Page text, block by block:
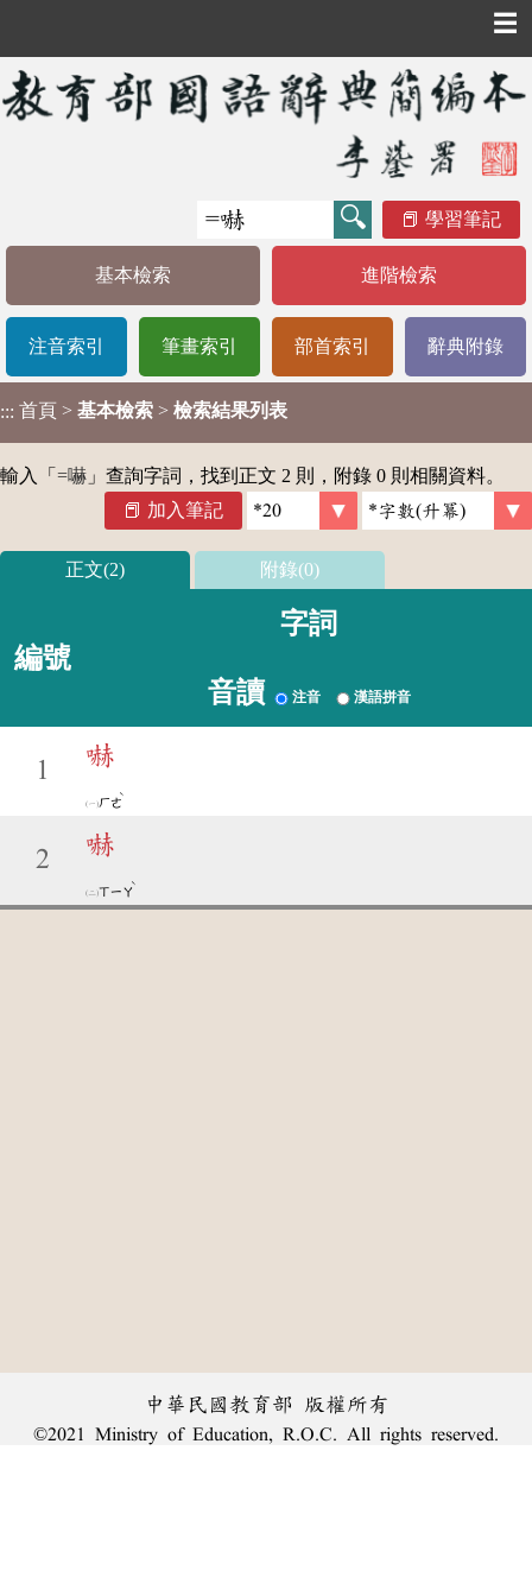
☰
學習筆記
基本檢索 進階檢索
注音索引 筆畫索引 部首索引 辭典附錄
::: 首頁 > 基本檢索 > 檢索結果列表
輸入「 =嚇 」查詢字詞，找到正文 2 則，附錄 0 則相關資料。
加入筆記
正文(2) 附錄(0)
編號
字詞
音讀 注音 漢語拼音
1
嚇
ㄏㄜ
ˋ
2
嚇
ㄒㄧㄚ
ˋ
中華民國教育部 版權所有
©2021 Ministry of Education, R.O.C. All rights reserved.